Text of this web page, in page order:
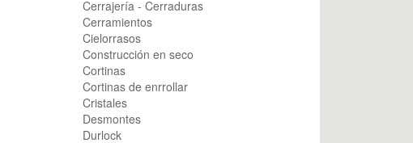
Cerrajería - Cerraduras
Cerramientos
Cielorrasos
Construcción en seco
Cortinas
Cortinas de enrrollar
Cristales
Desmontes
Durlock